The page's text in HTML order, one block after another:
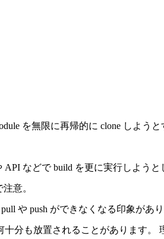
を無限に再帰的に clone しよう
API などで build を更に実行しよう
意。
や push ができなくなる印象があり
十分も放置されることがあります。